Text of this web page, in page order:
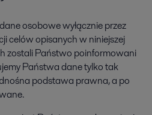
osobowe wyłącznie przez
celów opisanych w niniejszej
zostali Państwo poinformowani
Państwa dane tylko tak
podstawa prawna, a po